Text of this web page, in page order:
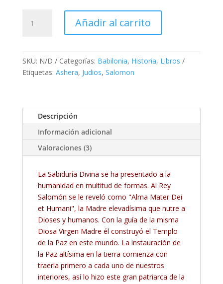
Rey
Añadir al carrito
SKU: N/D Categorías: Babilonia, Historia, Libros
Etiquetas: Ashera, Judios, Salomon
Descripción
Información adicional
Valoraciones (3)
La Sabiduría Divina se ha presentado a la
humanidad en multitud de formas. Al Rey
Salomón se le reveló como "Alma Mater Dei
et Humani", la Madre elevadísima que nutre a
Dioses y humanos. Con la guía de la misma
Diosa Virgen Madre él construyó el Templo
de la Paz en este mundo. La instauración de
la Paz altísima en la tierra comienza con
traerla primero a cada uno de nuestros
interiores, así lo hizo este gran patriarca de la